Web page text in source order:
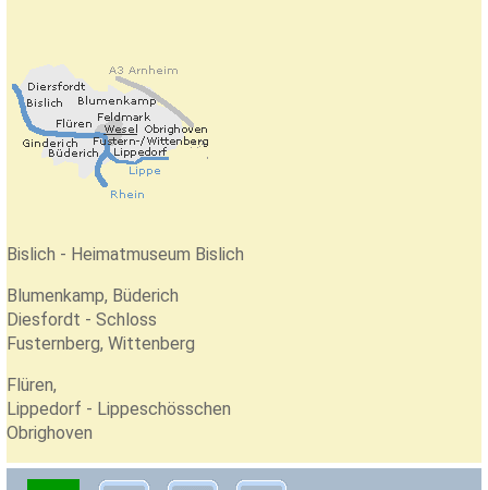
Bislich - Heimatmuseum Bislich
Blumenkamp, Büderich
Diesfordt - Schloss
Fusternberg, Wittenberg
Flüren,
Lippedorf - Lippeschösschen
Obrighoven